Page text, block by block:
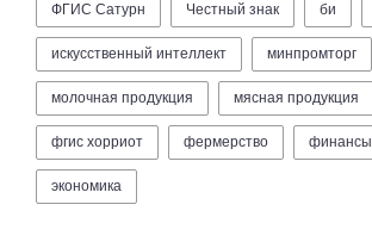
ФГИС Сатурн Честный знак би
искусственный интеллект минпромторг
молочная продукция мясная продукция
фгис хорриот фермерство финансы
экономика